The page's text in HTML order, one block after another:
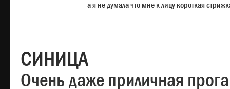
а я не думала что мне к лицу короткая
СИНИЦА
Очень даже приличная